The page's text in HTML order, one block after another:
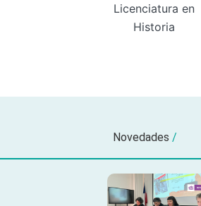
Licenciatura en
Historia
Novedades /